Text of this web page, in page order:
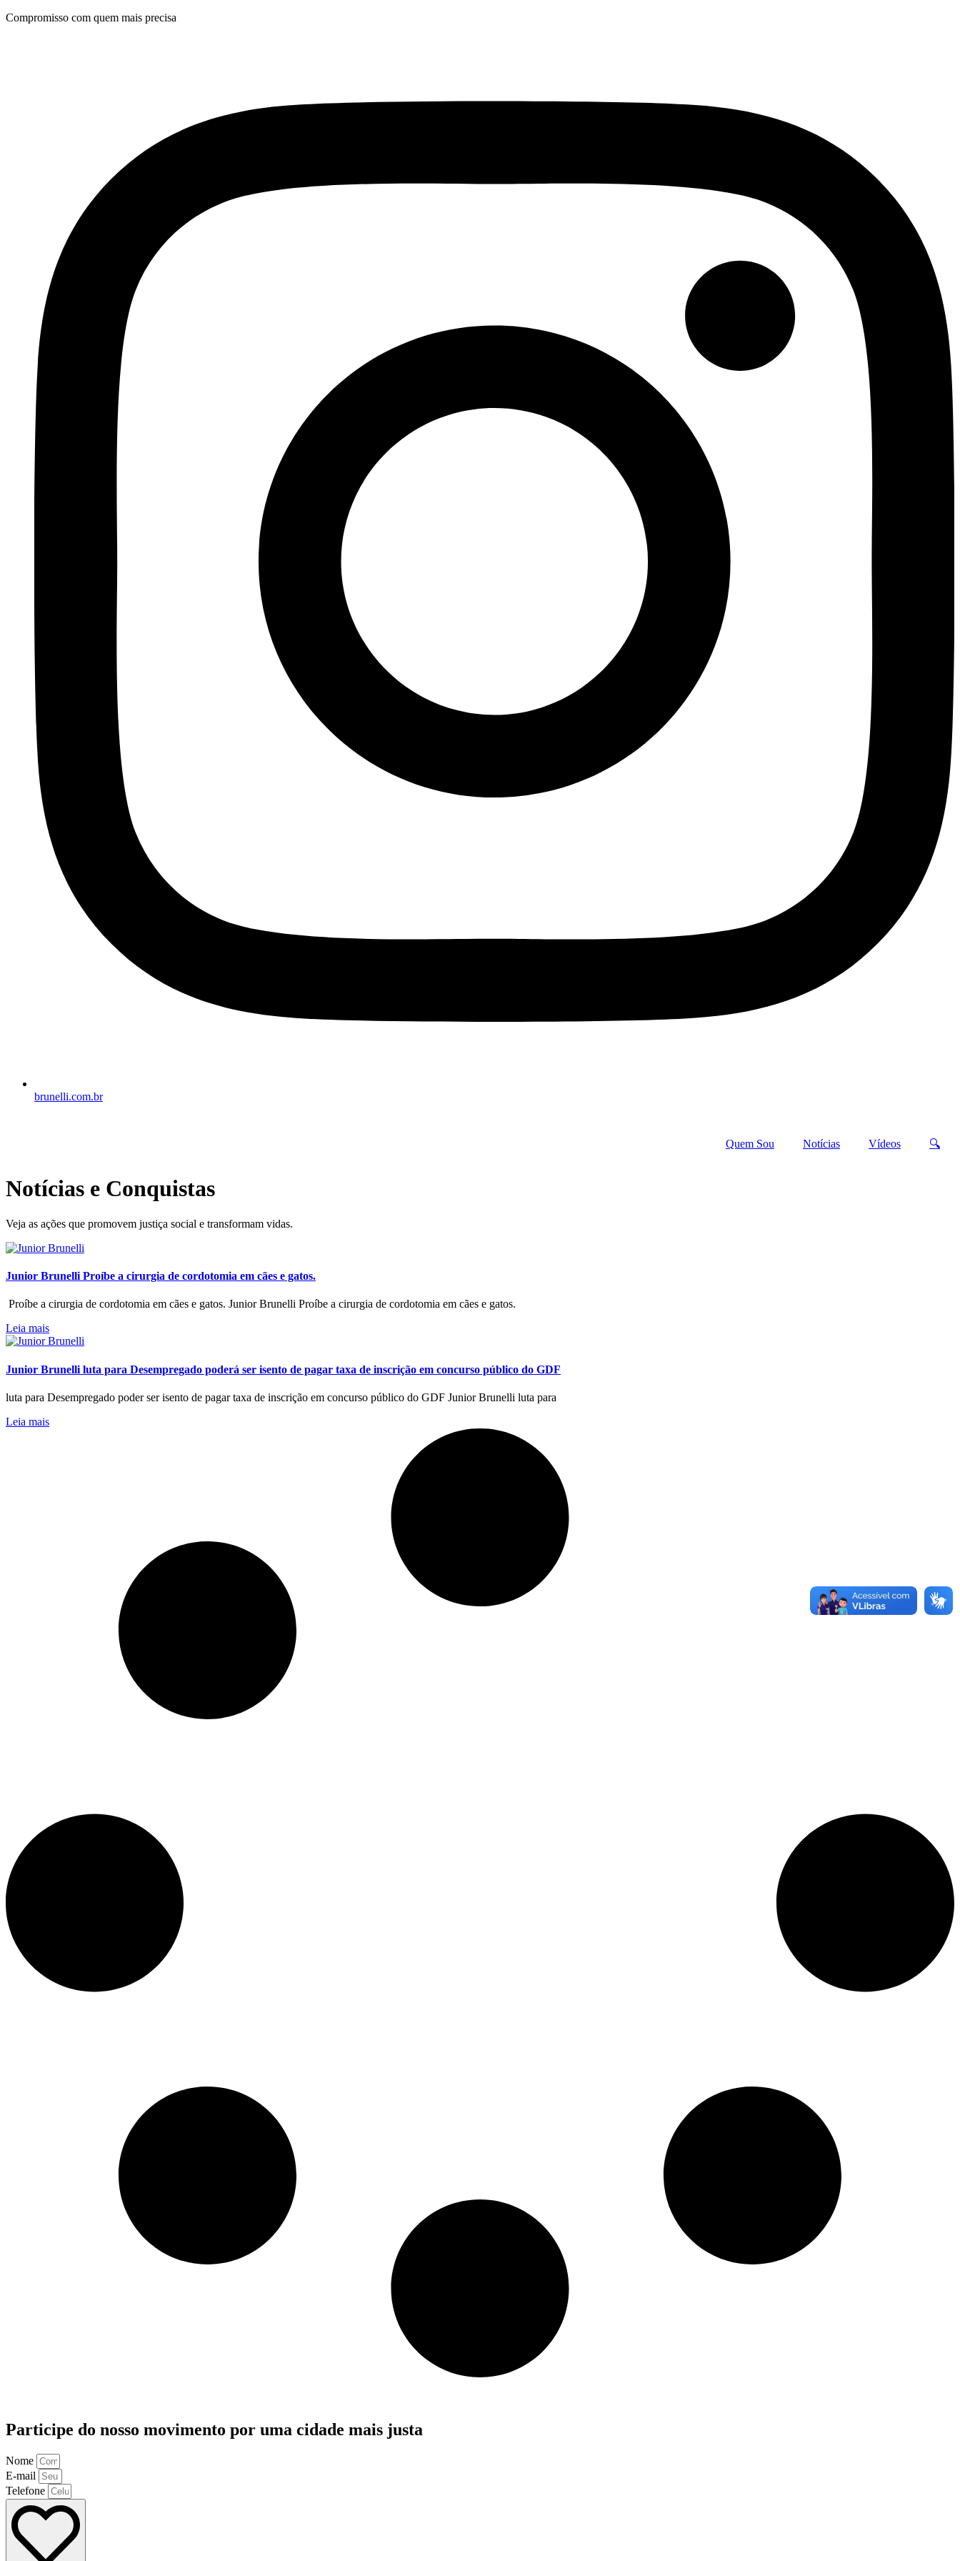
Ir
Compromisso com quem mais precisa
brunelli.com.br
Quem Sou Notícias Vídeos 🔍
Notícias e Conquistas
Veja as ações que promovem justiça social e transformam vidas.
Junior Brunelli Proíbe a cirurgia de cordotomia em cães e gatos.
Proíbe a cirurgia de cordotomia em cães e gatos. Junior Brunelli Proíbe a cirurgia de cordotomia em cães e gatos.
Leia mais
Junior Brunelli luta para Desempregado poderá ser isento de pagar taxa de inscrição em concurso público do GDF
luta para Desempregado poder ser isento de pagar taxa de inscrição em concurso público do GDF Junior Brunelli luta para
Leia mais
Participe do nosso movimento por uma cidade mais justa
Nome
E-mail
Telefone